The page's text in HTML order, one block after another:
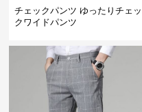
チェックパンツ ゆったりチェッ
クワイドパンツ